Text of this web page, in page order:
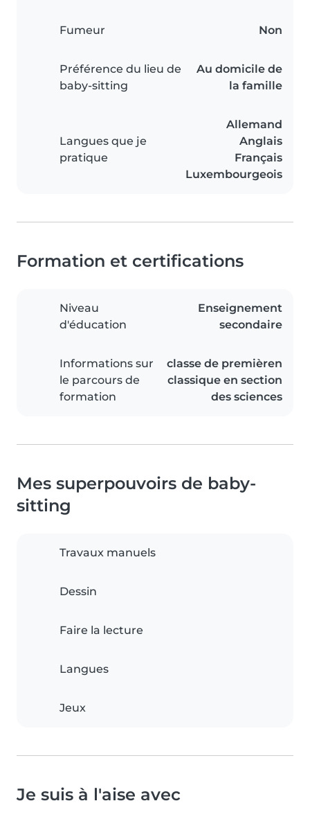
Fumeur Non
Préférence du lieu de
baby-sitting
Au domicile de
la famille
Langues que je
pratique
Allemand
Anglais
Français
Luxembourgeois
Formation et certifications
Niveau
d'éducation
Enseignement
secondaire
Informations sur
le parcours de
formation
classe de premièren
classique en section
des sciences
Mes superpouvoirs de baby-
sitting
Travaux manuels
Dessin
Faire la lecture
Langues
Jeux
Je suis à l'aise avec